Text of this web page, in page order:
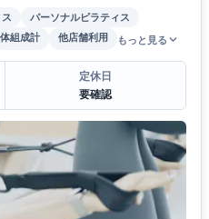
パーソナルピラティス
体組成計 他店舗利用 もっと見る
定休日
要確認